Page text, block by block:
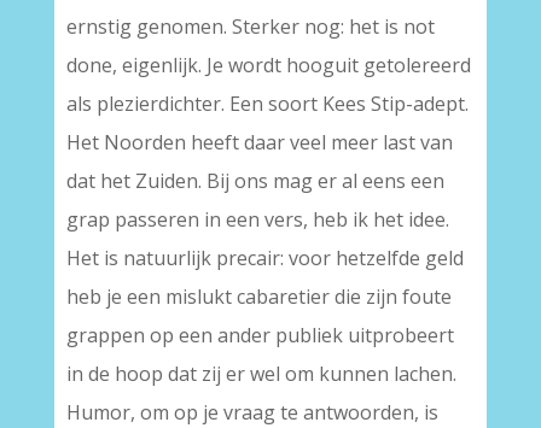
ernstig genomen. Sterker nog: het is not
done, eigenlijk. Je wordt hooguit getolereerd
als plezierdichter. Een soort Kees Stip-adept.
Het Noorden heeft daar veel meer last van
dat het Zuiden. Bij ons mag er al eens een
grap passeren in een vers, heb ik het idee.
Het is natuurlijk precair: voor hetzelfde geld
heb je een mislukt cabaretier die zijn foute
grappen op een ander publiek uitprobeert
in de hoop dat zij er wel om kunnen lachen.
Humor, om op je vraag te antwoorden, is